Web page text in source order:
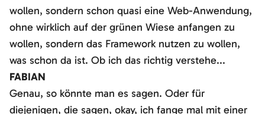
wollen, sondern schon quasi eine Web-Anwendung,
ohne wirklich auf der grünen Wiese anfangen zu
wollen, sondern das Framework nutzen zu wollen,
was schon da ist. Ob ich das richtig verstehe...
FABIAN
Genau, so könnte man es sagen. Oder für
diejenigen, die sagen, okay, ich fange mal mit einer